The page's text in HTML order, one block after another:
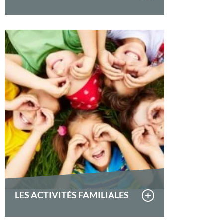
LES ACTIVITÉS FAMILIALES